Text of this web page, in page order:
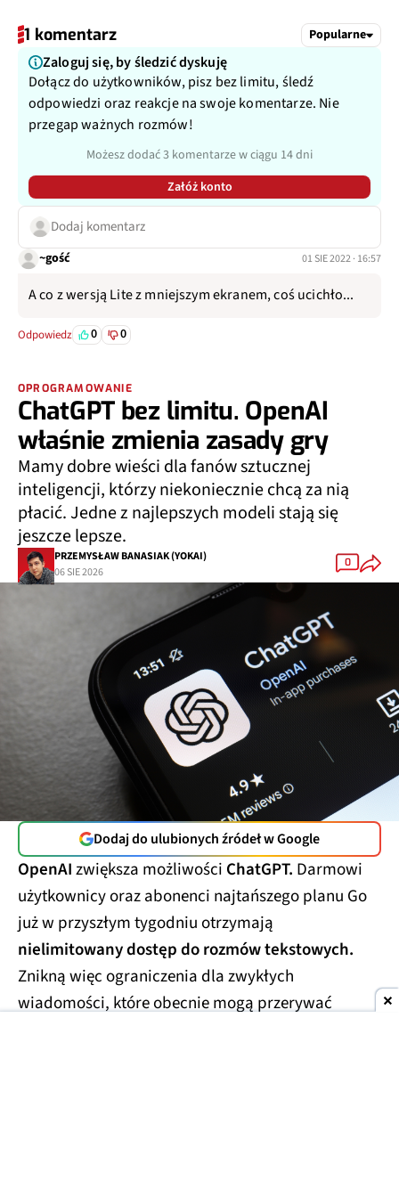
1 komentarz Popularne
Zaloguj się, by śledzić dyskuję
Dołącz do użytkowników, pisz bez limitu, śledź
odpowiedzi oraz reakcje na swoje komentarze. Nie
przegap ważnych rozmów!
Możesz dodać 3 komentarze w ciągu 14 dni
Załóż konto
Dodaj komentarz
~gość 01 SIE 2022 · 16:57
A co z wersją Lite z mniejszym ekranem, coś ucichło...
Odpowiedz 0 0
OPROGRAMOWANIE
ChatGPT bez limitu. OpenAI
właśnie zmienia zasady gry
Mamy dobre wieści dla fanów sztucznej
inteligencji, którzy niekoniecznie chcą za nią
płacić. Jedne z najlepszych modeli stają się
jeszcze lepsze.
PRZEMYSŁAW BANASIAK (YOKAI)
06 SIE 2026
0
Dodaj do ulubionych źródeł w Google
OpenAIzwiększa możliwości ChatGPT. Darmowi
użytkownicy oraz abonenci najtańszego planu Go
już w przyszłym tygodniu otrzymają
nielimitowany dostęp do rozmów tekstowych.
Znikną więc ograniczenia dla zwykłych
wiadomości, które obecnie mogą przerywać